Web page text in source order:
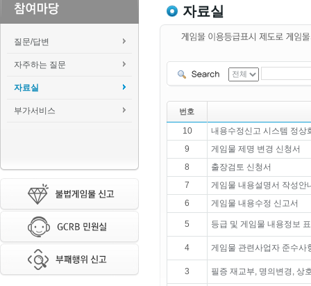
질문/답변
자주하는 질문
자료실
부가서비스
자료실
번호
10
내용수정신고 시스템 정상
9
게임물 제명 변경 신청서
8
출장검토 신청서
7
게임물 내용설명서 작성안
6
게임물 내용수정 신고서
5 등급 및 게임물 내용정보
4 게임물 관련사업자 준수사
3 필증 재교부, 명의변경, 상